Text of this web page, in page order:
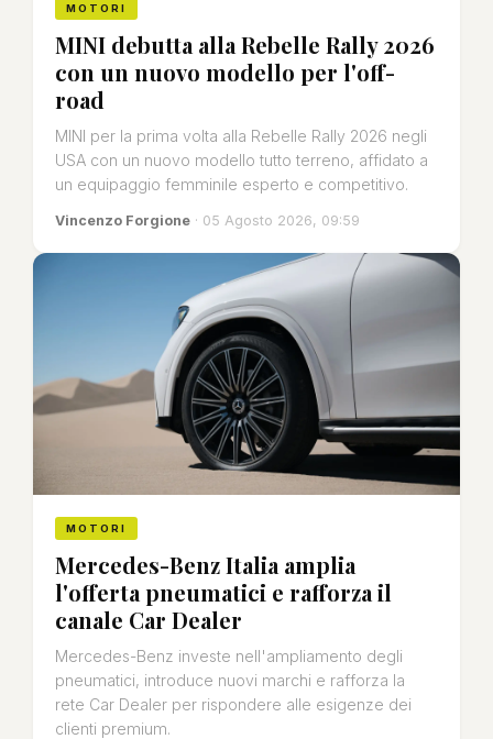
MOTORI
MINI debutta alla Rebelle Rally 2026
con un nuovo modello per l'off-
road
MINI per la prima volta alla Rebelle Rally 2026 negli
USA con un nuovo modello tutto terreno, affidato a
un equipaggio femminile esperto e competitivo.
Vincenzo Forgione · 05 Agosto 2026, 09:59
MOTORI
Mercedes-Benz Italia amplia
l'offerta pneumatici e rafforza il
canale Car Dealer
Mercedes-Benz investe nell'ampliamento degli
pneumatici, introduce nuovi marchi e rafforza la
rete Car Dealer per rispondere alle esigenze dei
clienti premium.